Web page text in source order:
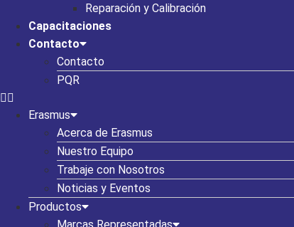
Reparación y Calibración
Capacitaciones
Contacto
Contacto
PQR
Erasmus
Acerca de Erasmus
Nuestro Equipo
Trabaje con Nosotros
Noticias y Eventos
Productos